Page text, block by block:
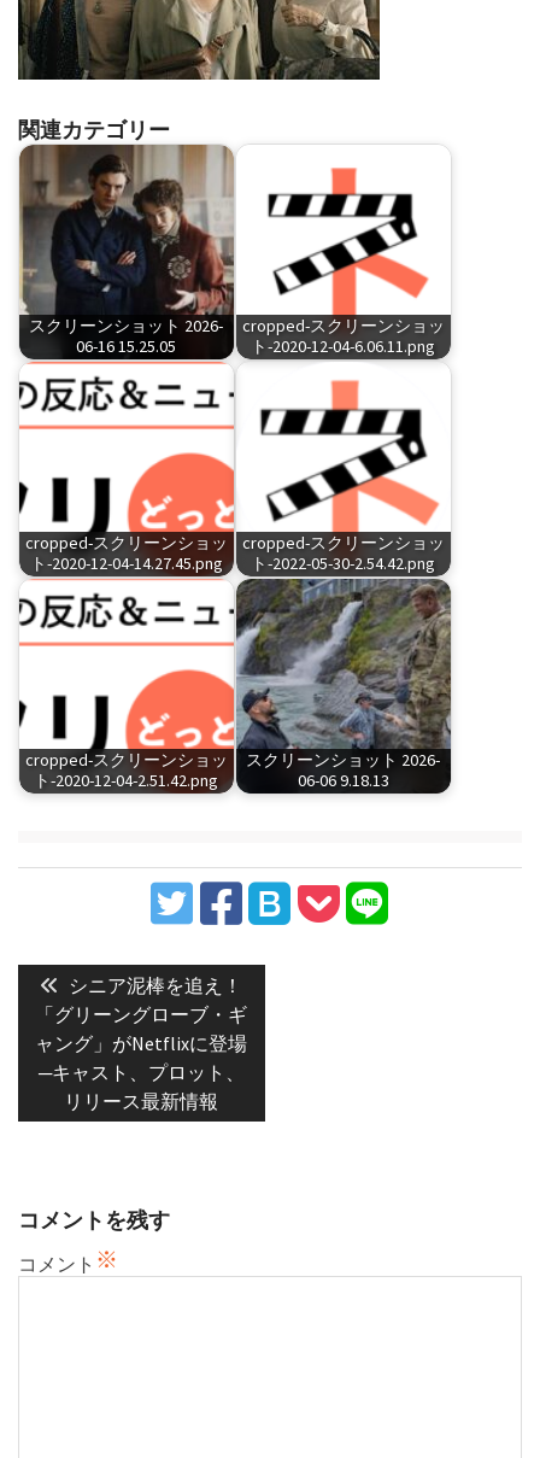
関連カテゴリー
スクリーンショット 2026-
06-16 15.25.05
cropped-スクリーンショッ
ト-2020-12-04-6.06.11.png
cropped-スクリーンショッ
ト-2020-12-04-14.27.45.png
cropped-スクリーンショッ
ト-2022-05-30-2.54.42.png
cropped-スクリーンショッ
ト-2020-12-04-2.51.42.png
スクリーンショット 2026-
06-06 9.18.13
ビ
ゲ
Previous
post:
シニア泥棒を追え！
「グリーングローブ・ギ
ャング」がNetflixに登場
─キャスト、プロット、
リリース最新情報
コメントを残す
コメント ※